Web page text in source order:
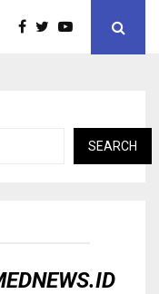
SEARCH